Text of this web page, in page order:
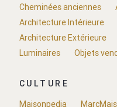
Cheminées anciennes
Architecture Intérieure
Architecture Extérieure
Luminaires
Objets
CULTURE
Maisonpedia